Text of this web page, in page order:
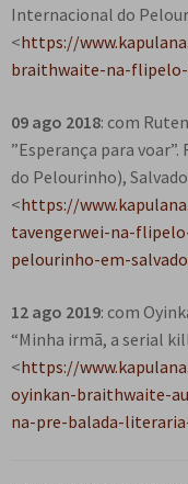
Internacional do
<https://
braithwaite-na-
09 ago 2018: com
”Esperança para
do Pelourinho),
<https://
tavengerwei-na-
pelourinho-em-
12 ago 2019: com
“Minha irmã, a serial
<https://
oyinkan-braithwaite-
na-pre-balada-